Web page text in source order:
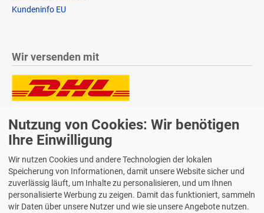
Kundeninfo EU
Wir versenden mit
Samstagszustellung
Bequeme Zahlung über Paypal
14 Tage Widerrufsrecht
Nutzung von Cookies: Wir benötigen
Ihre Einwilligung
Wir nutzen Cookies und andere Technologien der lokalen
Speicherung von Informationen, damit unsere Website sicher und
zuverlässig läuft, um Inhalte zu personalisieren, und um Ihnen
personalisierte Werbung zu zeigen. Damit das funktioniert, sammeln
wir Daten über unsere Nutzer und wie sie unsere Angebote nutzen.